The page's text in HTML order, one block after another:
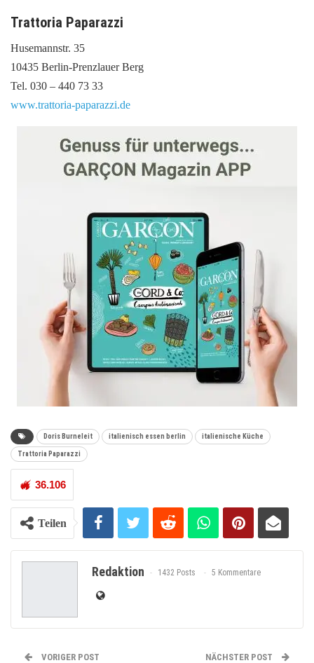
Trattoria Paparazzi
Husemannstr. 35
10435 Berlin-Prenzlauer Berg
Tel. 030 – 440 73 33
www.trattoria-paparazzi.de
Doris Burneleit italienisch essen berlin italienische Küche
Trattoria Paparazzi
36.106
Teilen
Redaktion 1432 Posts 5 Kommentare
VORIGER POST NÄCHSTER POST